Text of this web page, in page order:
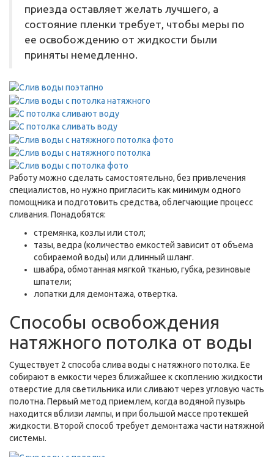
приезда оставляет желать лучшего, а
состояние пленки требует, чтобы меры по
ее освобождению от жидкости были
приняты немедленно.
Работу можно сделать самостоятельно, без привлечения
специалистов, но нужно пригласить как минимум одного
помощника и подготовить средства, облегчающие процесс
сливания. Понадобятся:
стремянка, козлы или стол;
тазы, ведра (количество емкостей зависит от объема
собираемой воды) или длинный шланг.
швабра, обмотанная мягкой тканью, губка, резиновые
шпатели;
лопатки для демонтажа, отвертка.
Способы освобождения
натяжного потолка от воды
Существует 2 способа слива воды с натяжного потолка. Ее
собирают в емкости через ближайшее к скоплению жидкости
отверстие для светильника или сливают через угловую часть
полотна. Первый метод приемлем, когда водяной пузырь
находится вблизи лампы, и при большой массе протекшей
жидкости. Второй способ требует демонтажа части натяжной
системы.